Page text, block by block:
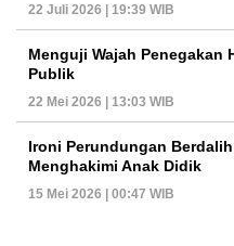
22 Juli 2026 | 19:39 WIB
Menguji Wajah Penegakan
Publik
22 Mei 2026 | 13:03 WIB
Ironi Perundungan
Menghakimi Anak Didik
15 Mei 2026 | 00:47 WIB